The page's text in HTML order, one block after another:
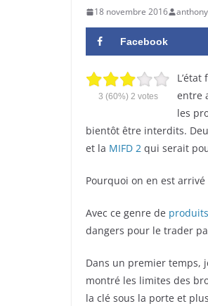
18 novembre 2016 anthony
Facebook
3 (60%) 2 votes
entre
les
bientôt être interdits.
et la MIFD 2 qui serait
Pourquoi on en est arrivé
Avec ce genre de
dangers pour le trader
Dans un premier temps,
montré les limites des
la clé sous la porte et